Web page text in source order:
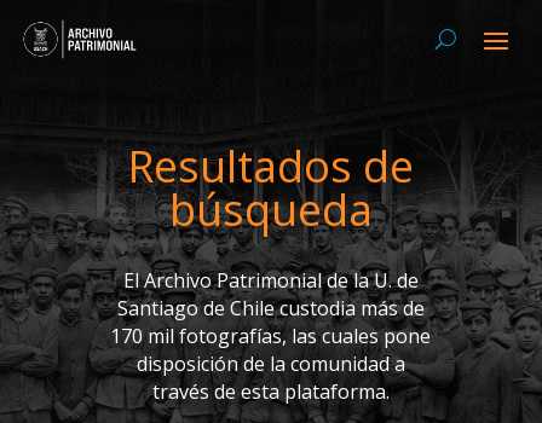
Resultados de
búsqueda
El Archivo Patrimonial de la U. de
Santiago de Chile custodia más de
170 mil fotografías, las cuales pone
disposición de la comunidad a
través de esta plataforma.